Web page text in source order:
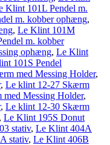
Klint 101L Pendel m.
m. kobber ophæng,
, Le Klint 101M
m. kobber
ophæng, Le Klint
101S Pendel
med Messing Holder,
, Le klint 12-27 Skærm
Messing Holder,
, Le klint 12-30 Skærm
, Le Klint 195S Donut
stativ, Le Klint 404A
stativ, Le Klint 406B